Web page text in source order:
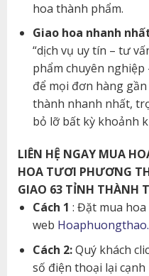
hoa thành phẩm.
Giao hoa nhanh
“dịch vụ uy tín – tư
phẩm chuyên
để mọi đơn hàng
thành nhanh nhất,
bỏ lỡ bất kỳ khoảnh
LIÊN HỆ NGAY MUA
HOA TƯƠI PHƯƠNG
GIAO 63 TỈNH THÀNH
Cách 1 : Đặt mua
web
Cách 2:Quý khách
số điện thoại lại